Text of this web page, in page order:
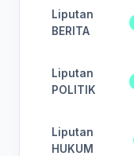
Liputan
BERITA
Liputan
POLITIK
Liputan
HUKUM